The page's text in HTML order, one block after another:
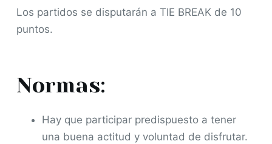
Los partidos se disputarán a TIE BREAK de 10
puntos.
Normas:
Hay que participar predispuesto a tener
una buena actitud y voluntad de disfrutar.